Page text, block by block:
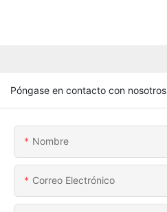
Póngase en contacto con nosotros
Nombre
Correo Electrónico